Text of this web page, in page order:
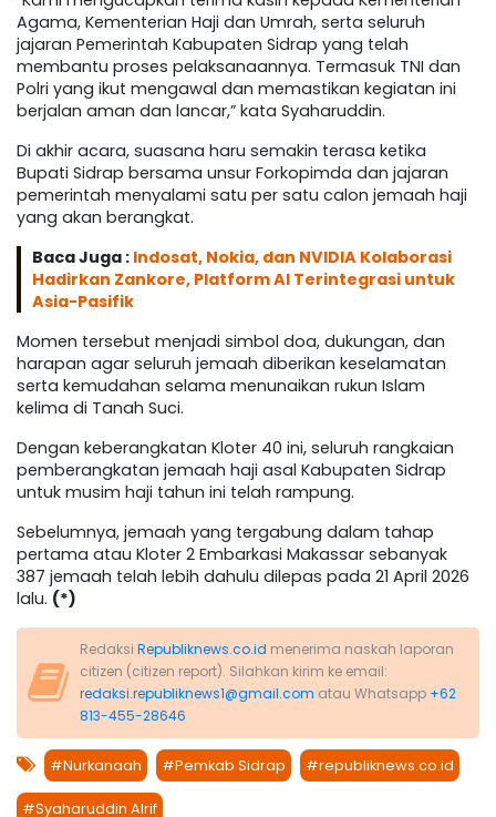
Agama, Kementerian Haji dan Umrah, serta seluruh
jajaran Pemerintah Kabupaten Sidrap yang telah
membantu proses pelaksanaannya. Termasuk TNI dan
Polri yang ikut mengawal dan memastikan kegiatan ini
berjalan aman dan lancar,” kata Syaharuddin.
Di akhir acara, suasana haru semakin terasa ketika
Bupati Sidrap bersama unsur Forkopimda dan jajaran
pemerintah menyalami satu per satu calon jemaah haji
yang akan berangkat.
Baca Juga : Indosat, Nokia, dan NVIDIA Kolaborasi
Hadirkan Zankore, Platform AI Terintegrasi untuk
Asia-Pasifik
Momen tersebut menjadi simbol doa, dukungan, dan
harapan agar seluruh jemaah diberikan keselamatan
serta kemudahan selama menunaikan rukun Islam
kelima di Tanah Suci.
Dengan keberangkatan Kloter 40 ini, seluruh rangkaian
pemberangkatan jemaah haji asal Kabupaten Sidrap
untuk musim haji tahun ini telah rampung.
Sebelumnya, jemaah yang tergabung dalam tahap
pertama atau Kloter 2 Embarkasi Makassar sebanyak
387 jemaah telah lebih dahulu dilepas pada 21 April 2026
lalu. (*)
Redaksi Republiknews.co.id menerima naskah laporan
citizen (citizen report). Silahkan kirim ke email:
redaksi.republiknews1@gmail.com atau Whatsapp +62
813-455-28646
#Nurkanaah #Pemkab Sidrap #republiknews.co.id
#Syaharuddin Alrif